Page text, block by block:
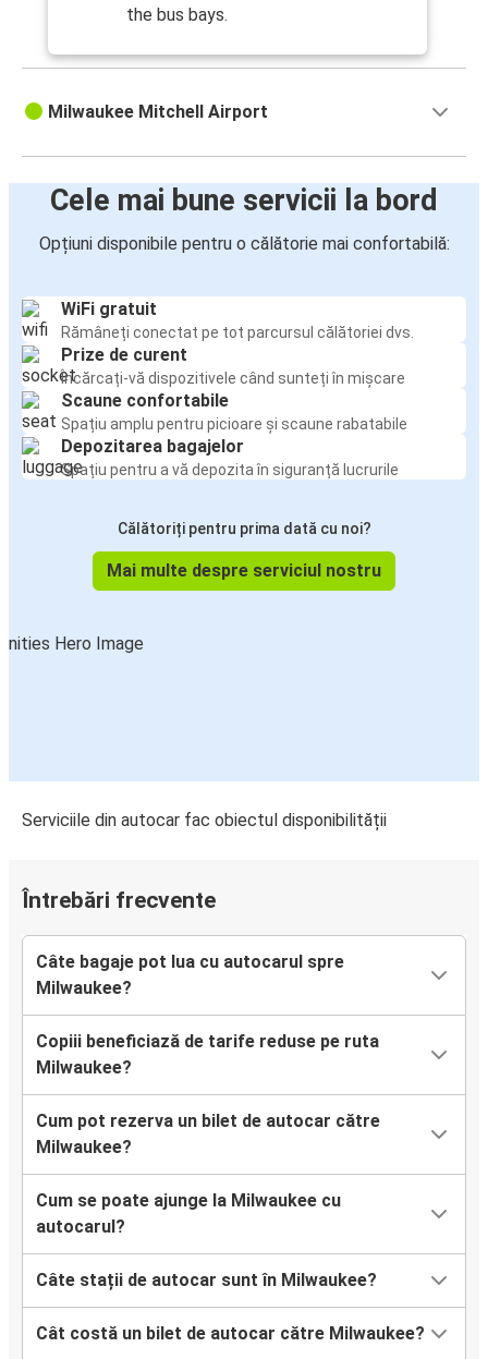
the bus bays.
Milwaukee Mitchell Airport
Cele mai bune servicii la bord
Opțiuni disponibile pentru o călătorie mai confortabilă:
WiFi gratuit
Rămâneți conectat pe tot parcursul călătoriei dvs.
Prize de curent
Încărcați-vă dispozitivele când sunteți în mișcare
Scaune confortabile
Spațiu amplu pentru picioare și scaune rabatabile
Depozitarea bagajelor
Spațiu pentru a vă depozita în siguranță lucrurile
Călătoriți pentru prima dată cu noi?
Mai multe despre serviciul nostru
Serviciile din autocar fac obiectul disponibilității
Întrebări frecvente
Câte bagaje pot lua cu autocarul spre
Milwaukee?
Copiii beneficiază de tarife reduse pe ruta
Milwaukee?
Cum pot rezerva un bilet de autocar către
Milwaukee?
Cum se poate ajunge la Milwaukee cu
autocarul?
Câte stații de autocar sunt în Milwaukee?
Cât costă un bilet de autocar către Milwaukee?